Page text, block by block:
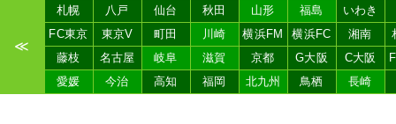
≪
札幌 八戸 仙台 秋田 山形 福島
いわき
FC東京
東京V 町田 川崎 横浜FM 横浜FC 湘南
藤枝
名古屋 岐阜 滋賀 京都 G大阪 C大阪
愛媛
今治 高知 福岡 北九州 鳥栖 長崎